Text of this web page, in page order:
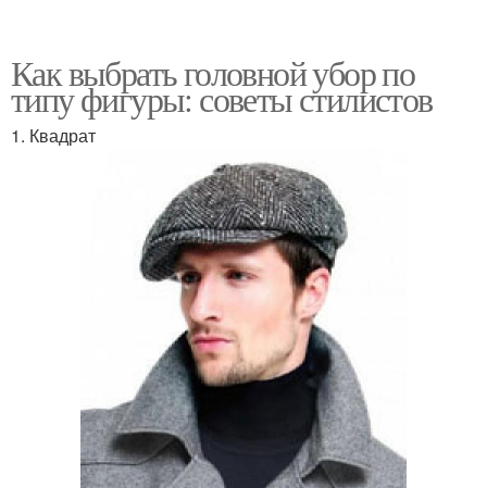
Как выбрать головной убор по
типу фигуры: советы стилистов
1. Квадрат